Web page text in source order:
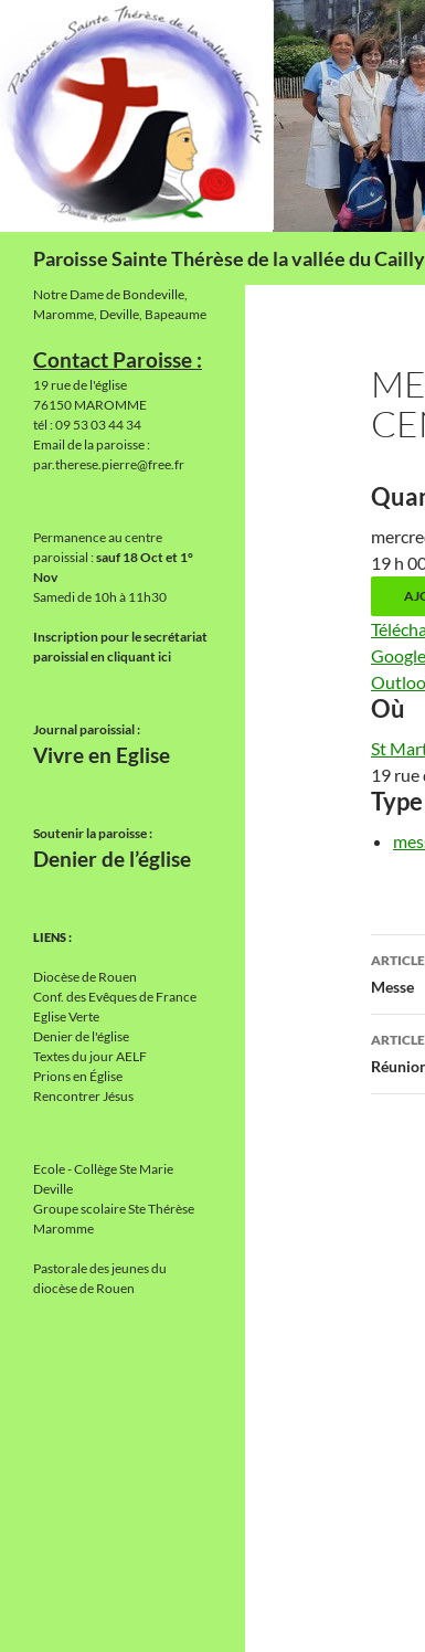
contenu
Paroisse Sainte Thérèse de la vallée du Cailly
19 h
Google
Où
St
19 rue
des
Messe
Notre Dame de Bondeville,
Maromme, Deville, Bapeaume
Contact Paroisse :
19 rue de l'église
76150 MAROMME
tél : 09 53 03 44 34
Email de la paroisse :
par.therese.pierre@free.fr
Permanence au centre
paroissial :sauf 18 Oct et 1°
Nov
Samedi de 10h à 11h30
Inscription pour le secrétariat
paroissial en cliquant ici
Journal paroissial :
Vivre en Eglise
Soutenir la paroisse :
Denier de l’église
LIENS :
Diocèse de Rouen
Conf. des Evêques de France
Eglise Verte
Denier de l'église
Textes du jour AELF
Prions en Église
Rencontrer Jésus
Ecole - Collège Ste Marie
Deville
Groupe scolaire Ste Thérèse
Maromme
Pastorale des jeunes du
diocèse de Rouen